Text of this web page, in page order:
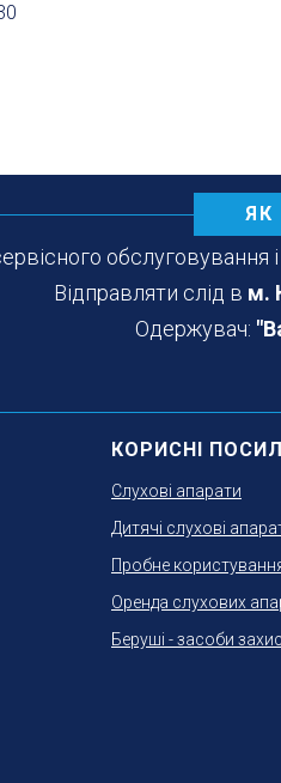
ЯК
Відправляти слід в м.
Одержувач:
КОРИСНІ
Слухові апарати
Дитячі слухові
Пробне
Оренда слухових
Беруші - засоби